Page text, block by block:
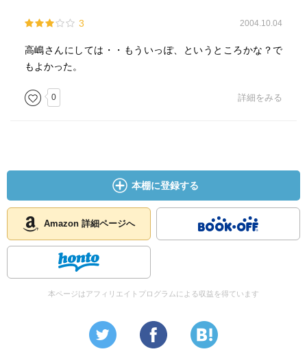
などと考えさせられてしまう作品です。
3 2004.10.04
高嶋さんにしては・・もういっぽ、というところかな？で
もよかった。
0 詳細をみる
本棚に登録する
Amazon 詳細ページへ
本ページはアフィリエイトプログラムによる収益を得ています